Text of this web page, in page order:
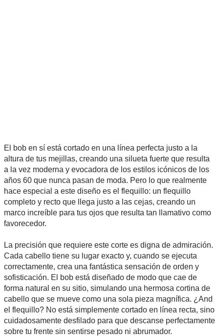
El bob en sí está cortado en una línea perfecta justo a la
altura de tus mejillas, creando una silueta fuerte que resulta
a la vez moderna y evocadora de los estilos icónicos de los
años 60 que nunca pasan de moda. Pero lo que realmente
hace especial a este diseño es el flequillo: un flequillo
completo y recto que llega justo a las cejas, creando un
marco increíble para tus ojos que resulta tan llamativo como
favorecedor.
La precisión que requiere este corte es digna de admiración.
Cada cabello tiene su lugar exacto y, cuando se ejecuta
correctamente, crea una fantástica sensación de orden y
sofisticación. El bob está diseñado de modo que cae de
forma natural en su sitio, simulando una hermosa cortina de
cabello que se mueve como una sola pieza magnífica. ¿And
el flequillo? No está simplemente cortado en línea recta, sino
cuidadosamente desfilado para que descanse perfectamente
sobre tu frente sin sentirse pesado ni abrumador.